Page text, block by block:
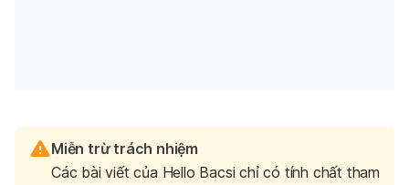
Miễn trừ trách nhiệm
Các bài viết của Hello Bacsi chỉ có tính chất tham